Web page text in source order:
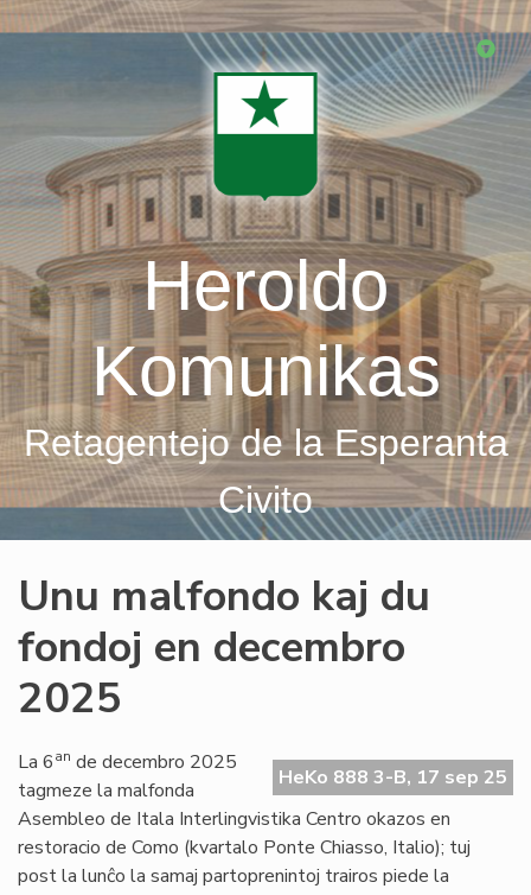
Skip
Heroldo
Komunikas
Retagentejo de la Esperanta
Civito
Unu malfondo kaj du
fondoj en decembro
2025
HeKo 888 3-B, 17 sep 25
La 6an de decembro 2025
tagmeze la malfonda
Asembleo de Itala Interlingvistika Centro okazos en
restoracio de Como (kvartalo Ponte Chiasso, Italio); tuj
post la lunĉo la samaj partoprenintoj trairos piede la